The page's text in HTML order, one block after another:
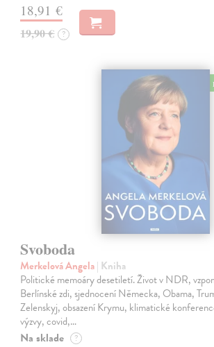
18,91 €
19,90 € ?
Svoboda
Merkelová Angela| Kniha
Politické memoáry desetiletí. Život v NDR,
Berlínské zdi, sjednocení Německa, Obama,
Zelenskyj, obsazení Krymu, klimatické
výzvy, covid,…
Na sklade ?